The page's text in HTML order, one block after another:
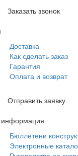
Заказать звонок
Доставка
Как сделать заказ
Гарантия
Оплата и возврат
Отправить заявку
информация
Бюллетени
Электронные